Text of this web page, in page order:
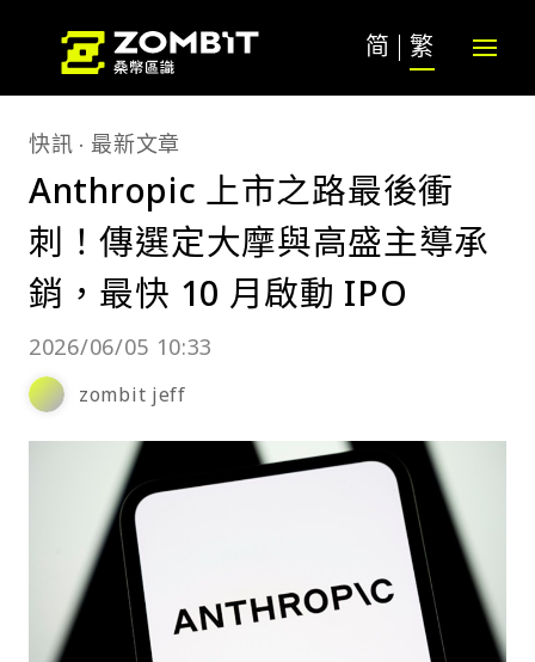
简 繁
快訊 最新文章
Anthropic 上市之路最後衝
刺！傳選定大摩與高盛主導承
銷，最快 10 月啟動 IPO
2026/06/05 10:33
zombit jeff